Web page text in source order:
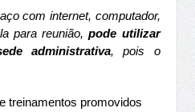
com internet, computador,
para reunião,pode utilizar
administrativa, pois o
treinamentos promovidos